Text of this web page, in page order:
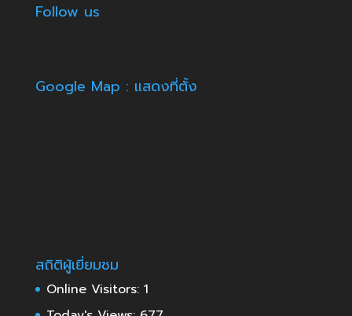
Follow us
Google Map : แสดงที่ตั้ง
สถิติผู้เยี่ยมชม
Online Visitors: 1